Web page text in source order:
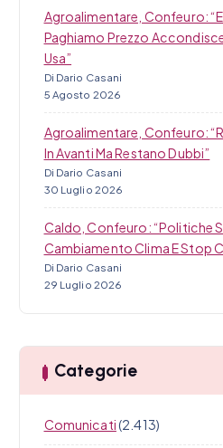
Agroalimentare, Confeuro:
Paghiamo Prezzo
Usa”
Di Dario Casani
5 Agosto 2026
Agroalimentare, Confeuro:
In Avanti Ma Restano Dubbi”
Di Dario Casani
30 Luglio 2026
Caldo, Confeuro: “Politiche
Cambiamento Clima E Stop
Di Dario Casani
29 Luglio 2026
Categorie
Comunicati(2.413)